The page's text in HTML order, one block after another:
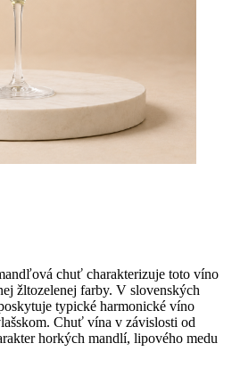
chuť charakterizuje toto víno
žltozelenej farby. V slovenských
typické harmonické víno
Chuť vína v závislosti od
horkých mandlí, lipového medu